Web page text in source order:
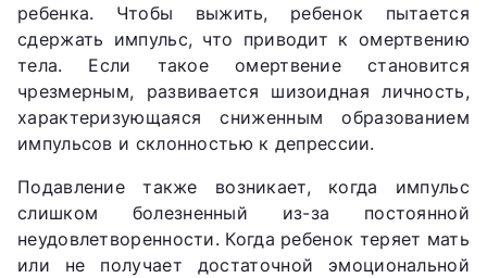
ребенка. Чтобы выжить, ребенок пытается
сдержать импульс, что приводит к омертвению
тела. Если такое омертвение становится
чрезмерным, развивается шизоидная личность,
характеризующаяся сниженным образованием
импульсов и склонностью к депрессии.
Подавление также возникает, когда импульс
слишком болезненный из-за постоянной
неудовлетворенности. Когда ребенок теряет мать
или не получает достаточной эмоциональной